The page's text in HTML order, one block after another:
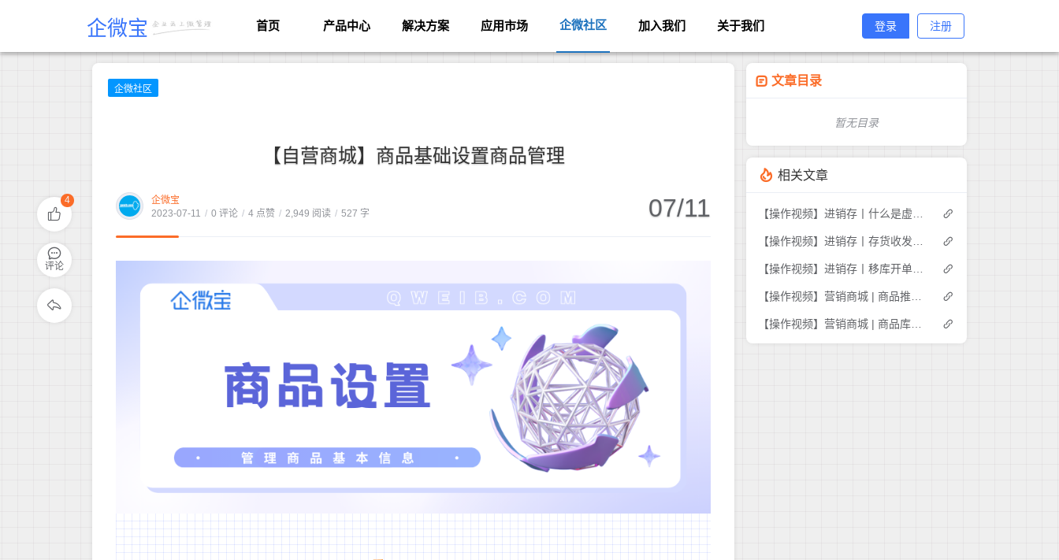
企微宝 首页 产品中心 解决方案 应用市场 企微社区 加入我们 关于我们 登录 注册
企微社区
【自营商城】商品基础设置商品管理
企微宝
2023-07-11 / 0 评论 / 4 点赞 / 2,949 阅读 / 527 字 07/11
4
评论
文章目录
暂无目录
相关文章